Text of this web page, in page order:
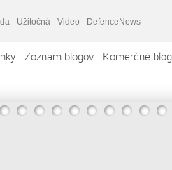
Užitočná Video DefenceNews
Zoznam blogov Komerčné